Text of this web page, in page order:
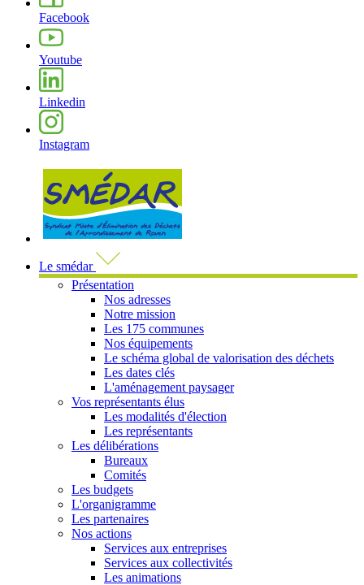
Facebook
Youtube
Linkedin
Instagram
Le smédar
Présentation
Nos adresses
Notre mission
Les 175 communes
Nos équipements
Le schéma global de valorisation des déchets
Les dates clés
L'aménagement paysager
Vos représentants élus
Les modalités d'élection
Les représentants
Les délibérations
Bureaux
Comités
Les budgets
L'organigramme
Les partenaires
Nos actions
Services aux entreprises
Services aux collectivités
Les animations